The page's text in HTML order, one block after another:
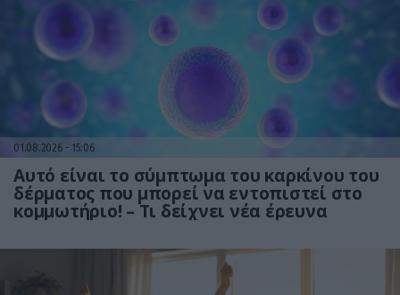
01.08.2026 15:06
Αυτό είναι το σύμπτωμα του καρκίνου του
δέρματος που μπορεί να εντοπιστεί στο
κομμωτήριο! – Τι δείχνει νέα έρευνα